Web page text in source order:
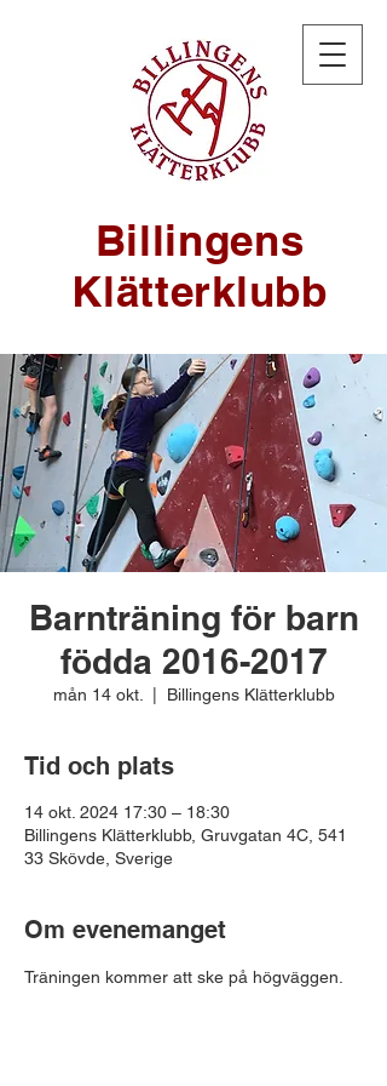
Billingens
Klätterklubb
Barnträning för barn
födda 2016-2017
mån 14 okt. Billingens Klätterklubb
Tid och plats
14 okt. 2024 17:30 – 18:30
Billingens Klätterklubb, Gruvgatan 4C, 541
33 Skövde, Sverige
Om evenemanget
Träningen kommer att ske på högväggen.